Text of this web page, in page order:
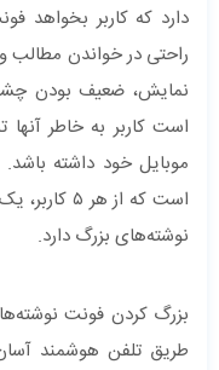
دارد که کاربر بخواهد
راحتی در خواندن مطالب
نمایش، ضعیف بودن
است کاربر به خاطر
موبایل خود داشته
است که از
نوشته‌های بزرگ دارد.
بزرگ کردن فونت
طریق تلفن هوشمند